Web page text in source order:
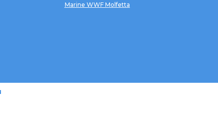
Marine WWF Molfetta